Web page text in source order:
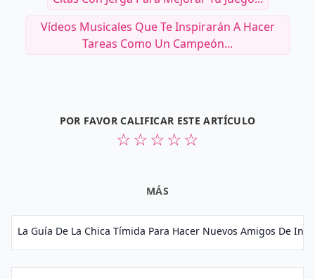
Vídeos Musicales Que Te Inspirarán A Hacer
Tareas Como Un Campeón...
POR FAVOR CALIFICAR ESTE ARTÍCULO
☆
☆
☆
☆
☆
MÁS
La Guía De La Chica Tímida Para Hacer Nuevos Amigos De